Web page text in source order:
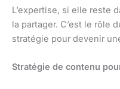
L’expertise, si elle reste
la partager. C’est le rôle
stratégie pour devenir
Stratégie de contenu